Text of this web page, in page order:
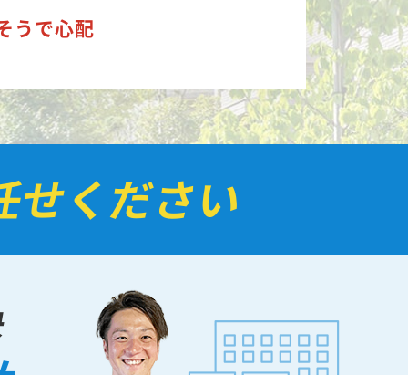
うで心配
せください